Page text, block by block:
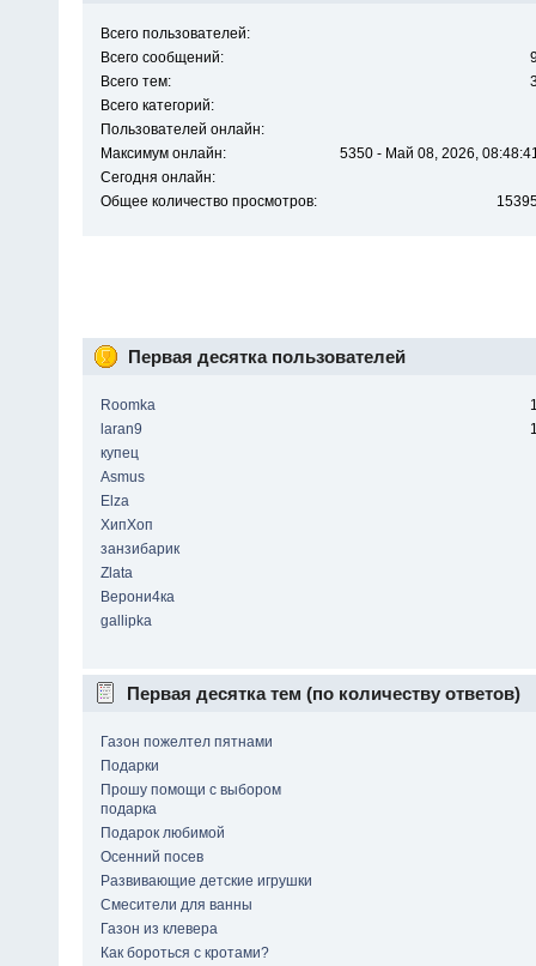
Всего пользователей:
Всего сообщений:
Всего тем:
Всего категорий:
Пользователей онлайн:
Максимум онлайн:
5350 - Май 08, 2026,
Сегодня онлайн:
Общее количество просмотров:
Первая десятка пользователей
Roomka
laran9
купец
Asmus
Elza
ХипХоп
занзибарик
Zlata
Верони4ка
gallipka
Первая десятка тем (по количеству ответов)
Газон пожелтел пятнами
Подарки
Прошу помощи с выбором
подарка
Подарок любимой
Осенний посев
Развивающие детские игрушки
Смесители для ванны
Газон из клевера
Как бороться с кротами?